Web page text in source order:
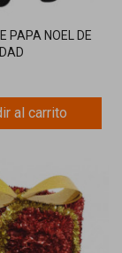
PAPA NOEL DE
al carrito